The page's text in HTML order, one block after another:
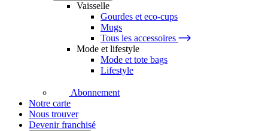
Vaisselle
Gourdes et eco-cups
Mugs
Tous les accessoires
Mode et lifestyle
Mode et tote bags
Lifestyle
Abonnement
Notre carte
Nous trouver
Devenir franchisé